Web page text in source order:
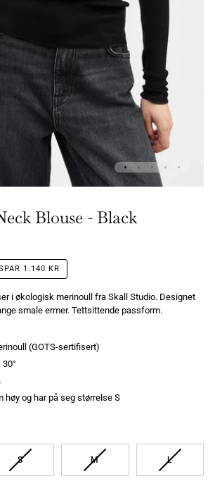
Blouse - Black
1.140 KR
i økologisk merinoull fra Skall Studio. Designet
smale ermer. Tettsittende passform.
(GOTS-sertifisert)
høy og har på seg størrelse S
SUTSOLGT MUTSOLGT LUTSOLGT